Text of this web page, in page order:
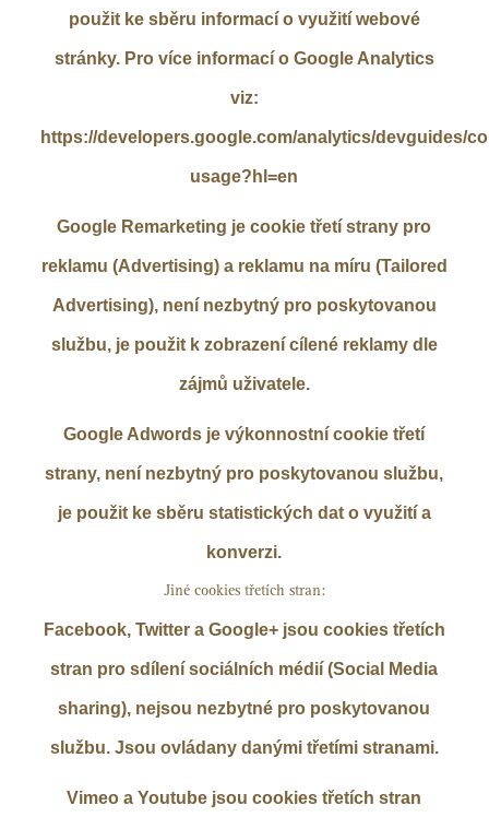
použit ke sběru informací o využití webové
stránky. Pro více informací o Google Analytics
viz:
https://developers.google.com/analytics/devguides/
usage?hl=en
Google Remarketing je cookie třetí strany pro
reklamu (Advertising) a reklamu na míru (Tailored
Advertising), není nezbytný pro poskytovanou
službu, je použit k zobrazení cílené reklamy dle
zájmů uživatele.
Google Adwords je výkonnostní cookie třetí
strany, není nezbytný pro poskytovanou službu,
je použit ke sběru statistických dat o využití a
konverzi.
Jiné cookies třetích stran:
Facebook, Twitter a Google+ jsou cookies třetích
stran pro sdílení sociálních médií (Social Media
sharing), nejsou nezbytné pro poskytovanou
službu. Jsou ovládany danými třetími stranami.
Vimeo a Youtube jsou cookies třetích stran